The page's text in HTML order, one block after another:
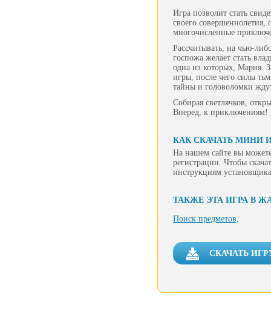
Игра позволит стать
своего совершеннолетия,
многочисленные
Рассчитывать, на чью-
госпожа желает стать
одна из которых, Мария.
игры, после чего силы
тайны и головоломки
Собирая светлячков,
Вперед, к приключениям!
КАК СКАЧАТЬ МИНИ
На нашем сайте вы
регистрации. Чтобы
инструкциям
ТАКЖЕ ЭТА ИГРА В
Поиск предметов,
СКАЧАТЬ